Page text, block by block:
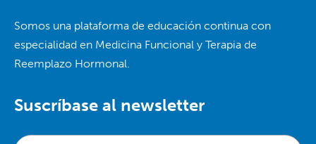
Somos una plataforma de educación continua con
especialidad en Medicina Funcional y Terapia de
Reemplazo Hormonal.
Suscríbase al newsletter